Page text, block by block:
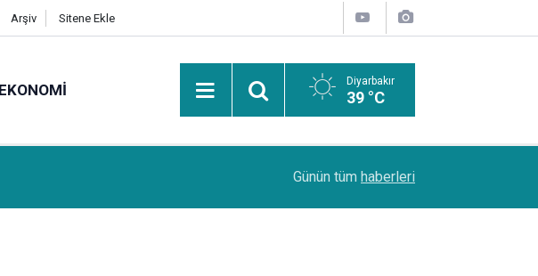
Arşiv Sitene Ekle
EKONOMI Diyarbakır
39 °C
etmiştir
kanserlerine de yol açabilir
Günün tüm haberleri